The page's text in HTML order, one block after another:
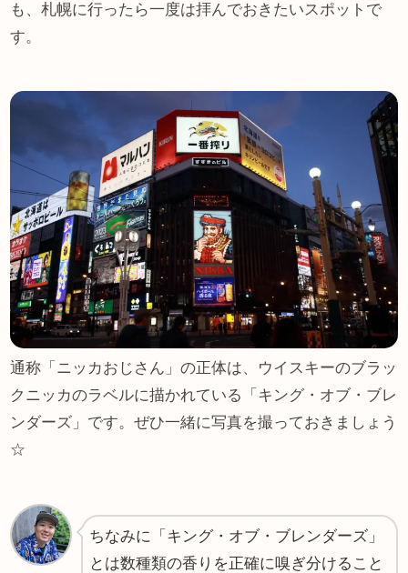
も、札幌に行ったら一度は拝んでおきたいスポットで
す。
通称「ニッカおじさん」の正体は、ウイスキーのブラッ
クニッカのラベルに描かれている「キング・オブ・ブレ
ンダーズ」です。ぜひ一緒に写真を撮っておきましょう
☆
ちなみに「キング・オブ・ブレンダーズ」
とは数種類の香りを正確に嗅ぎ分けること